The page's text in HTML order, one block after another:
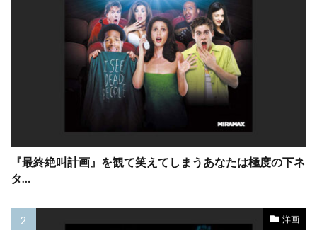
ジェイソン・クラーク
ジェイソン・ゴールドバーグ
ジェイソン・サダイキス
ジェイソン・ステイサム
ジェイソン・バランタイン
ジェイソン・フリードバーグ
ジェイソン・ベイトマン
『最終絶叫計画』を観て笑えてしまうあなたは極度の下ネ
タ…
洋画